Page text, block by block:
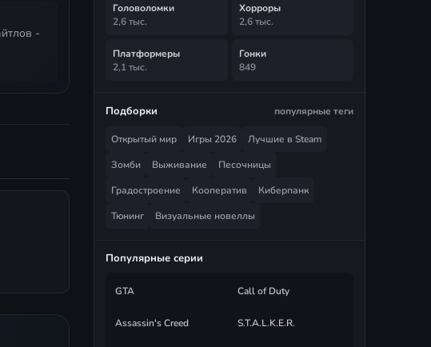
Головоломки
2,6 тыс.
Хорроры
2,6 тыс.
Платформеры
2,1 тыс.
Гонки
849
Подборки популярные теги
Открытый мир Игры 2026
Лучшие в Steam
Зомби
Выживание
Песочницы
Градостроение
Кооператив
Киберпанк
Тюнинг
Визуальные новеллы
Популярные серии
GTA Call of Duty
Assassin's Creed S.T.A.L.K.E.R.